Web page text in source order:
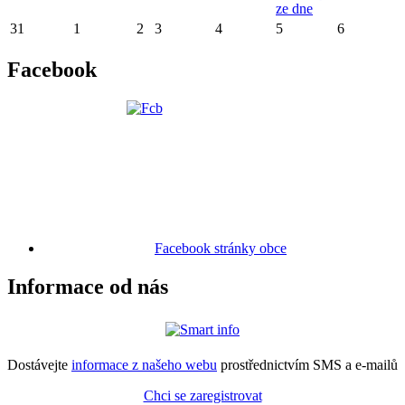
ze dne
31 1 2 3 4 5 6
Facebook
Facebook stránky obce
Informace od nás
Dostávejte informace z našeho webu prostřednictvím SMS a e-mailů
Chci se zaregistrovat